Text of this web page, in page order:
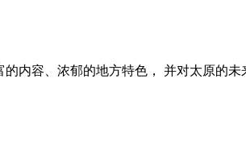
内容、浓郁的地方特色， 并对太原的未